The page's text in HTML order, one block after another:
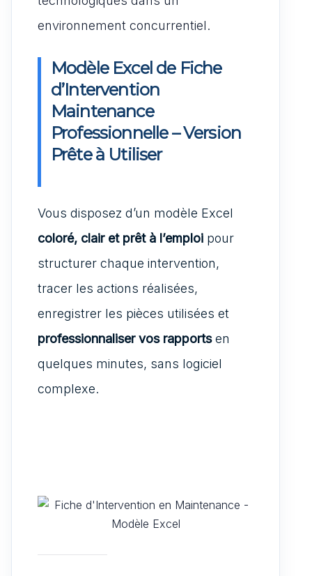
environnement concurrentiel.
Modèle Excel de Fiche
d’Intervention
Maintenance
Professionnelle – Version
Prête à Utiliser
Vous disposez d’un modèle Excel
coloré, clair et prêt à l’emploi pour
structurer chaque intervention,
tracer les actions réalisées,
enregistrer les pièces utilisées et
professionnaliser vos rapportsen
quelques minutes, sans logiciel
complexe.